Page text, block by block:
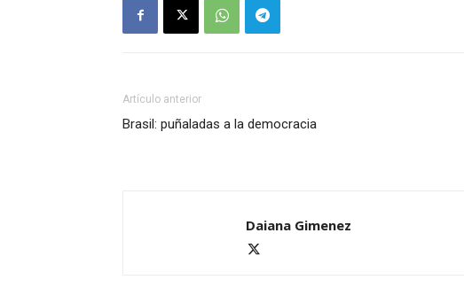
Artículo anterior
Brasil: puñaladas a la democracia
Daiana Gimenez